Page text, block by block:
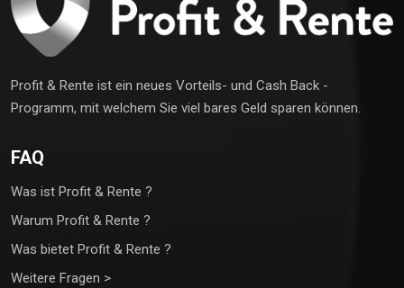
Profit & Rente ist ein neues Vorteils- und Cash Back -
Programm, mit welchem Sie viel bares Geld sparen können.
FAQ
Was ist Profit & Rente ?
Warum Profit & Rente ?
Was bietet Profit & Rente ?
Weitere Fragen >